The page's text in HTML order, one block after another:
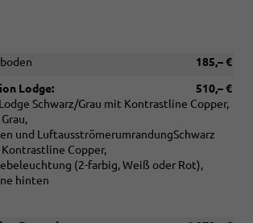
185,– €
510,– €
Lodge:
Schwarz/Grau mit Kontrastline Copper,
und LuftausströmerumrandungSchwarz
Copper,
(2-farbig, Weiß oder Rot),
hinten